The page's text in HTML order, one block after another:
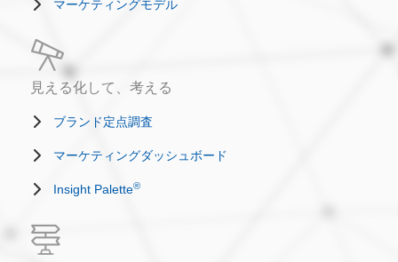
マーケティングモデル
見える化して、考える
ブランド定点調査
マーケティングダッシュボード
Insight Palette®